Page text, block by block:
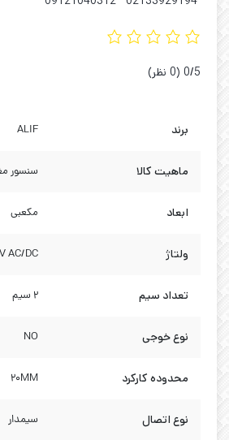
‫0/5 ‫(0 نظر)
برند ALIF
ماهیت کالا سنسور
ابعاد مکعبی
ولتاژ AC/DC
تعداد سیم 2 سیم
نوع خوجی NO
محدوده کارکرد 20MM
نوع اتصال سیمدار